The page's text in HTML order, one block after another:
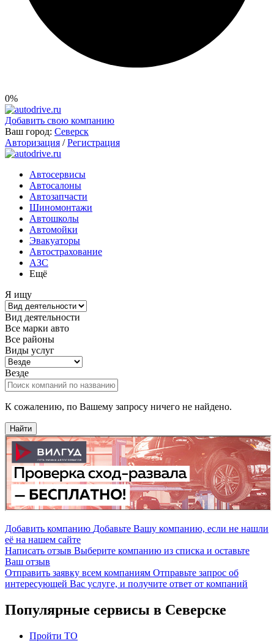
0%
Добавить свою компанию
Ваш город: Северск
Авторизация / Регистрация
Автосервисы
Автосалоны
Автозапчасти
Шиномонтажи
Автошколы
Автомойки
Эвакуаторы
Автострахование
АЗС
Ещё
Я ищу
Вид деятельности
Все марки авто
Все районы
Виды услуг
Везде
К сожалению, по Вашему запросу ничего не найдено.
Найти
Добавить компанию Добавьте Вашу компанию, если не нашли
её на нашем сайте
Написать отзыв Выберите компанию из списка и оставьте
Ваш отзыв
Отправить заявку всем компаниям Отправьте запрос об
интересующей Вас услуге, и получите ответ от компаний
Популярные сервисы в Северске
Пройти ТО